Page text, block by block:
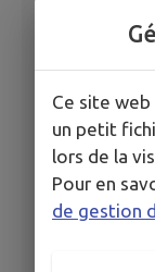
Procès
Procès
2025
Ce site
un petit
lors de la
Pour en
de gestion